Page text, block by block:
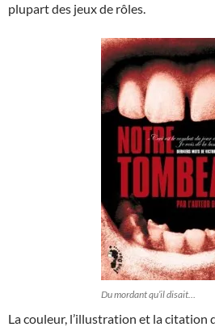
plupart des jeux de rôles.
Du mordant qu’il disait…
La couleur, l’illustration et la citation